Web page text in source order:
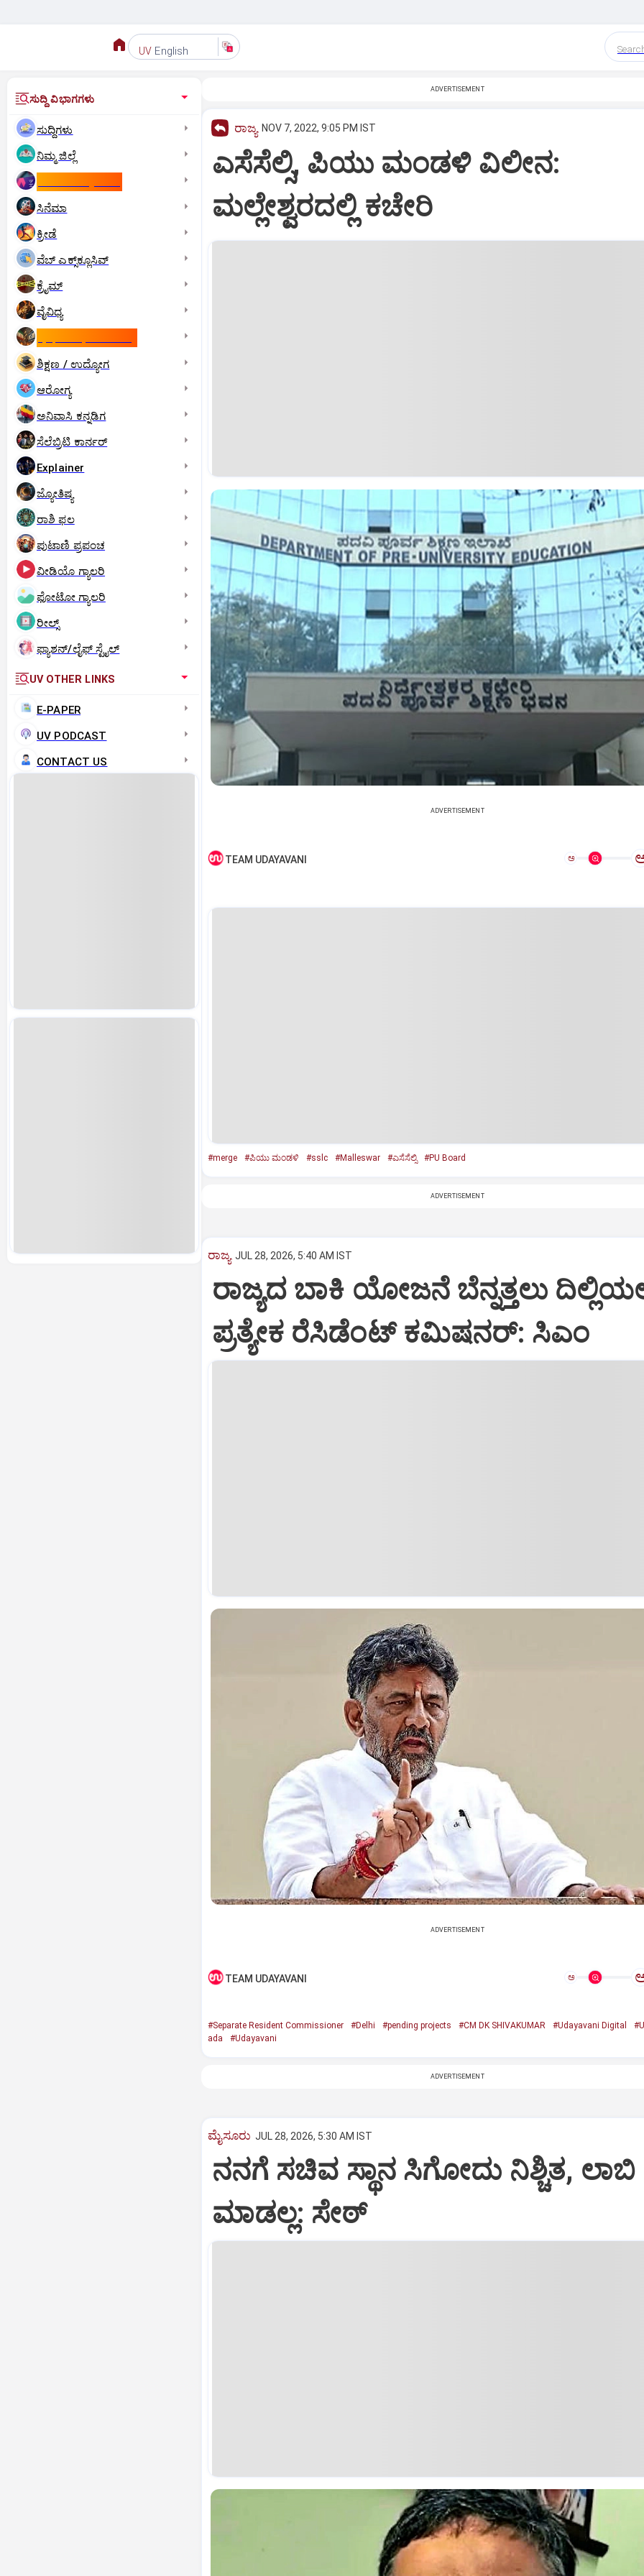
UV English
ಸುದ್ದಿ ವಿಭಾಗಗಳು
ಸುದ್ದಿಗಳು
ನಿಮ್ಮ ಜಿಲ್ಲೆ
ಸಿನೆಮಾ
ಕ್ರೀಡೆ
ವೆಬ್ ಎಕ್ಸ್‌ಕ್ಲೂಸಿವ್
ಕ್ರೈಮ್
ವೈವಿಧ್ಯ
ಶಿಕ್ಷಣ / ಉದ್ಯೋಗ
ಆರೋಗ್ಯ
ಅನಿವಾಸಿ ಕನ್ನಡಿಗ
ಸೆಲೆಬ್ರಿಟಿ ಕಾರ್ನರ್‌
Explainer
ಜ್ಯೋತಿಷ್ಯ
ರಾಶಿ ಫಲ
ಪುಟಾಣಿ ಪ್ರಪಂಚ
ವೀಡಿಯೊ ಗ್ಯಾಲರಿ
ಫೋಟೋ ಗ್ಯಾಲರಿ
ರೀಲ್ಸ್
ಫ್ಯಾಶನ್/ಲೈಫ್‌ ಸ್ಟೈಲ್
UV OTHER LINKS
E-PAPER
UV PODCAST
CONTACT US
ADVERTISEMENT
ರಾಜ್ಯ NOV 7, 2022, 9:05 PM IST
ಎಸೆಸೆಲ್ಸಿ, ಪಿಯು ಮಂಡಳಿ ವಿಲೀನ:
ಮಲ್ಲೇಶ್ವರದಲ್ಲಿ ಕಚೇರಿ
ADVERTISEMENT
TEAM UDAYAVANI ಅ
#merge #ಪಿಯು ಮಂಡಳಿ #sslc #Malleswar #ಎಸೆಸೆಲ್ಸಿ #PU Board
ADVERTISEMENT
ರಾಜ್ಯ JUL 28, 2026, 5:40 AM IST
ರಾಜ್ಯದ ಬಾಕಿ ಯೋಜನೆ ಬೆನ್ನತ್ತಲು
ಪ್ರತ್ಯೇಕ ರೆಸಿಡೆಂಟ್‌ ಕಮಿಷನರ್‌: ಸಿಎಂ
ADVERTISEMENT
TEAM UDAYAVANI ಅ
#Separate Resident Commissioner #Delhi #pending projects #CM DK SHIVAKUMAR #Udayavani Digital
ada
#Udayavani
ADVERTISEMENT
ಮೈಸೂರು JUL 28, 2026, 5:30 AM IST
ನನಗೆ ಸಚಿವ ಸ್ಥಾನ ಸಿಗೋದು ನಿಶ್ಚಿತ, ಲಾಬಿ
ಮಾಡಲ್ಲ: ಸೇಠ್‌